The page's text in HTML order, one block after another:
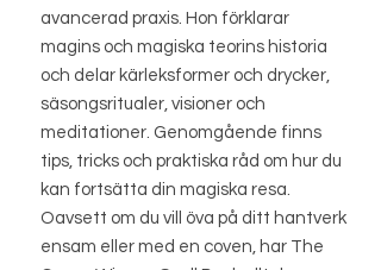
avancerad praxis. Hon förklarar
magins och magiska teorins historia
och delar kärleksformer och drycker,
säsongsritualer, visioner och
meditationer. Genomgående finns
tips, tricks och praktiska råd om hur du
kan fortsätta din magiska resa.
Oavsett om du vill öva på ditt hantverk
ensam eller med en coven, har The